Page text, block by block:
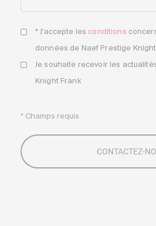
* J'accepte les conditions
données de Naef Prestige
Je souhaite recevoir les
Knight Frank
* Champs requis